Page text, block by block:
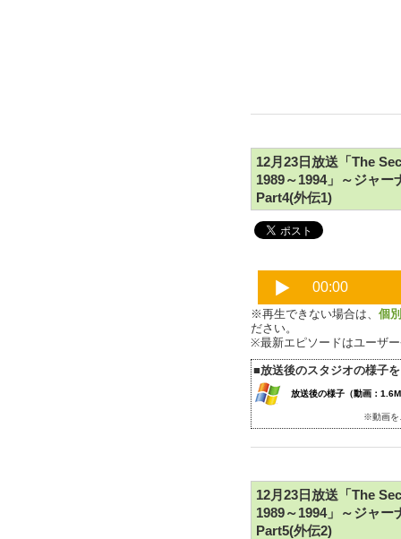
12月23日放送「The
1989～1994」～ジャ
Part4(外伝1)
※再生できない場合は、 個
ださい。
※最新エピソードはユーザ
■放送後のスタジオの様子
放送後の様子（動画：
※動画を
12月23日放送「The
1989～1994」～ジャ
Part5(外伝2)